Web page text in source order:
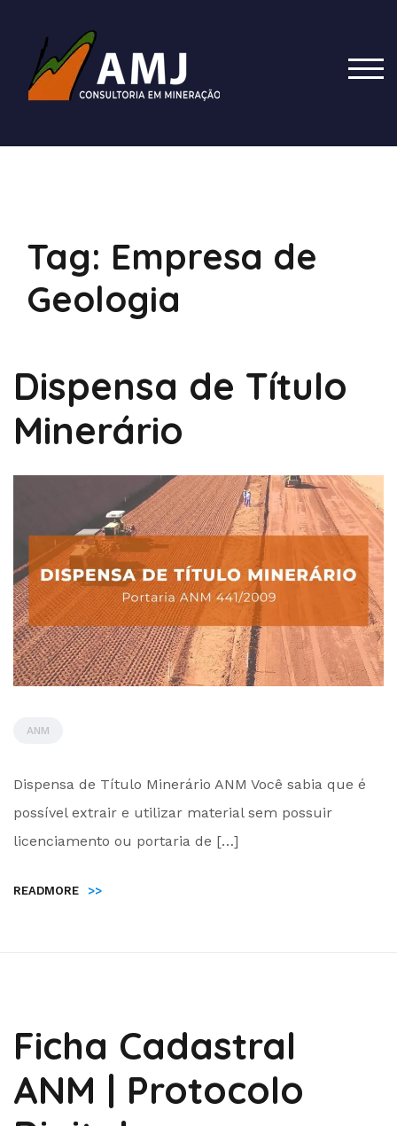
content
Tag: Empresa de
Geologia
Dispensa de Título
Minerário
ANM
by
Dispensa de Título Minerário ANM Você sabia que é
possível extrair e utilizar material sem possuir
licenciamento ou portaria de […]
READMORE >>
Ficha Cadastral
ANM | Protocolo